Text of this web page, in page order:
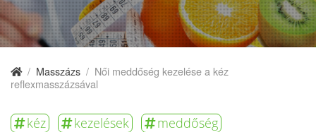
/ Masszázs / Női meddőség kezelése a kéz
reflexmasszázsával
kéz kezelések
meddőség